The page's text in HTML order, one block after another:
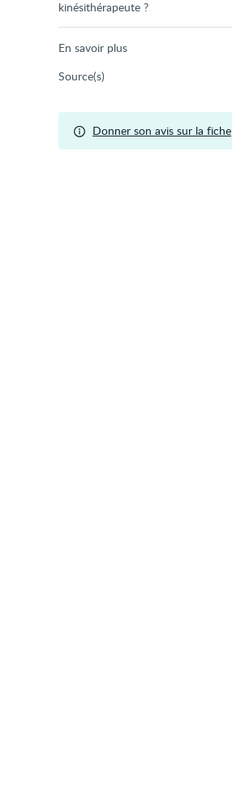
kinésithérapeute ?
En savoir plus
Source(s)
Donner son avis sur la fiche